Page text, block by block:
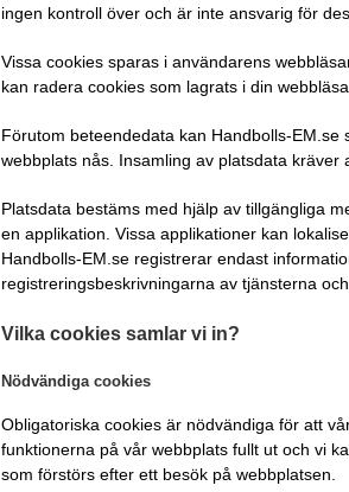
ingen kontroll över och är inte ansvarig för
Vissa cookies sparas i användarens
kan radera cookies som lagrats i din
Förutom beteendedata kan Handbolls-
webbplats nås. Insamling av platsdata
Platsdata bestäms med hjälp av tillgängliga
en applikation. Vissa applikationer kan
Handbolls-EM.se registrerar endast
registreringsbeskrivningarna av tjänsterna
Vilka cookies samlar vi in?
Nödvändiga cookies
Obligatoriska cookies är nödvändiga för att
funktionerna på vår webbplats fullt ut och vi
som förstörs efter ett besök på webbplatsen.